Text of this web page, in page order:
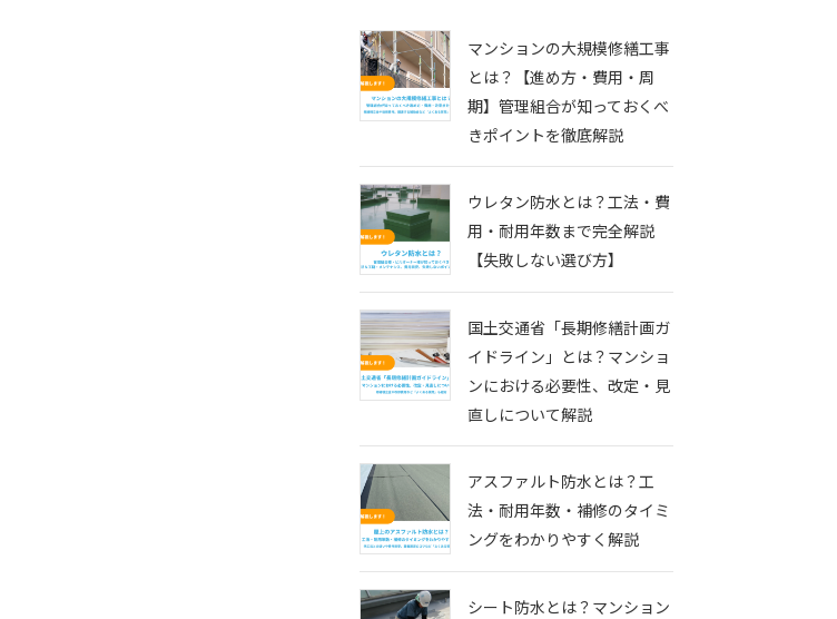
マンションの大規模修繕工事
とは？【進め方・費用・周
期】管理組合が知っておくべ
きポイントを徹底解説
ウレタン防水とは？工法・費
用・耐用年数まで完全解説
【失敗しない選び方】
国土交通省「長期修繕計画ガ
イドライン」とは？マンショ
ンにおける必要性、改定・見
直しについて解説
アスファルト防水とは？工
法・耐用年数・補修のタイミ
ングをわかりやすく解説
シート防水とは？マンション